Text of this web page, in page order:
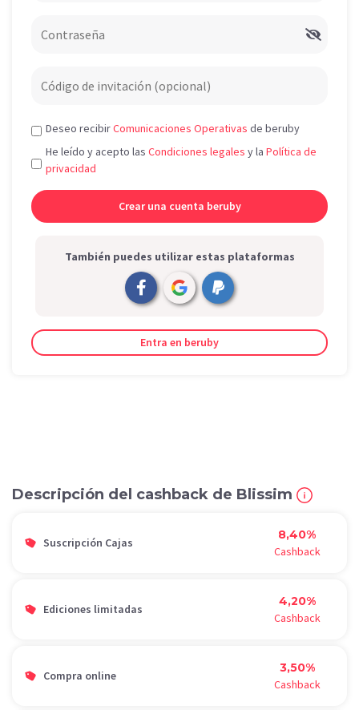
Deseo recibirComunicaciones Operativas de beruby
He leído y acepto las Condiciones legales y la Política de
privacidad
También puedes utilizar estas plataformas
Entra en beruby
Descripción del cashback de Blissim
Suscripción Cajas
8,40%
Cashback
Ediciones limitadas
4,20%
Cashback
Compra online
3,50%
Cashback